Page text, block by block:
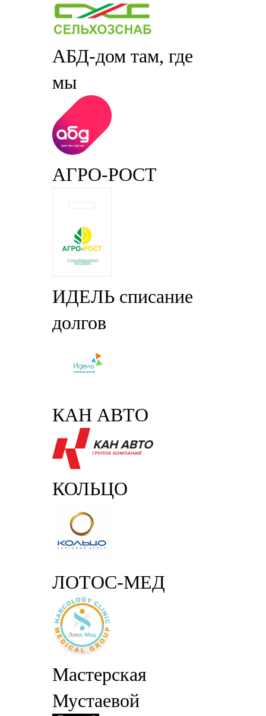
АБД-дом там, где
мы
АГРО-РОСТ
ИДЕЛЬ списание
долгов
КАН АВТО
КОЛЬЦО
ЛОТОС-МЕД
Мастерская
Мустаевой